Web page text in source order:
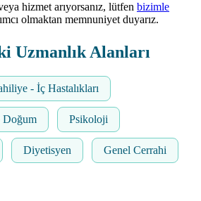
hizmet arıyorsanız, lütfen bizimle
olmaktan memnuniyet duyarız.
Uzmanlık Alanları
- İç Hastalıkları
Doğum Psikoloji
Diyetisyen Genel Cerrahi